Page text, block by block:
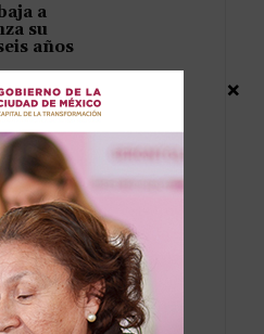
a
su
años
los
con una
a caída
×